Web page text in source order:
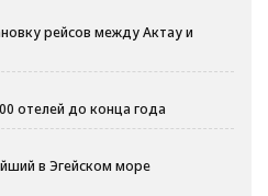
рейсов между Актау и
отелей до конца года
в Эгейском море